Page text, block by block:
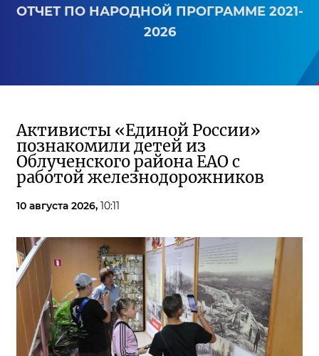
ОТЧЕТ ПО НАРОДНОЙ ПРОГРАММЕ 2021-
2026
Активисты «Единой России»
познакомили детей из
Облученского района ЕАО с
работой железнодорожников
10 августа 2026, 10:11